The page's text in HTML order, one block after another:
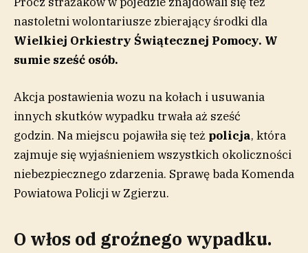
nastoletni wolontariusze zbierający środki dla
Wielkiej Orkiestry Świątecznej Pomocy. W
sumie sześć osób.
Akcja postawienia wozu na kołach i usuwania
innych skutków wypadku trwała aż sześć
godzin. Na miejscu pojawiła się też policja, która
zajmuje się wyjaśnieniem wszystkich okoliczności
niebezpiecznego zdarzenia. Sprawę bada Komenda
Powiatowa Policji w Zgierzu.
O włos od groźnego wypadku.